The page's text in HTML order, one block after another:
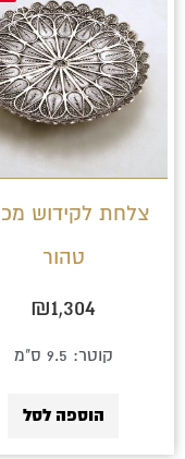
צלחת לקידוש
טהור
₪1,304
קוטר: 9.5 ס"מ
הוספה לסל